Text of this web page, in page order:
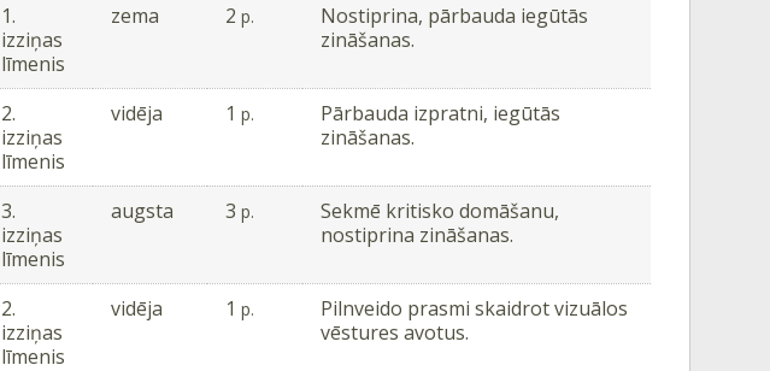
1.
izziņas
līmenis
zema 2 p.
Nostiprina, pārbauda iegūtās
zināšanas.
2.
izziņas
līmenis
vidēja 1 p.
Pārbauda izpratni, iegūtās
zināšanas.
3.
izziņas
līmenis
augsta 3 p.
Sekmē kritisko domāšanu,
nostiprina zināšanas.
2.
izziņas
līmenis
vidēja 1 p.
Pilnveido prasmi skaidrot vizuālos
vēstures avotus.